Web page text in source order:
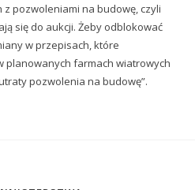
pozwoleniami na budowę, czyli
się do aukcji. Żeby odblokować
w przepisach, które
planowanych farmach wiatrowych
pozwolenia na budowę”.